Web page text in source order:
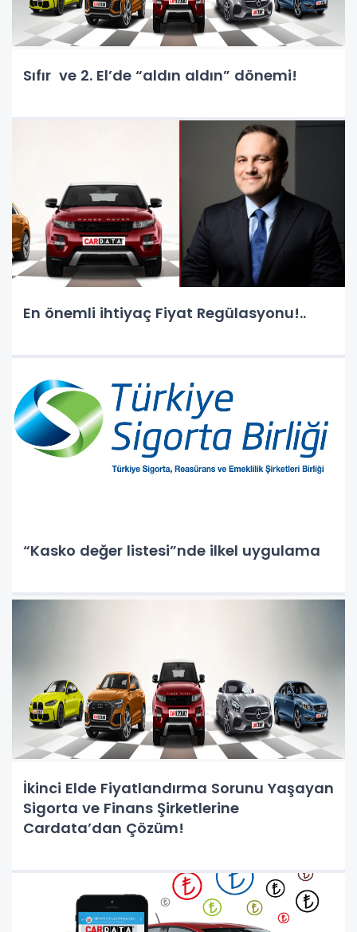
Sıfır ve 2. El’de “aldın aldın” dönemi!
En önemli ihtiyaç Fiyat Regülasyonu!..
“Kasko değer listesi”nde ilkel uygulama
İkinci Elde Fiyatlandırma Sorunu Yaşayan
Sigorta ve Finans Şirketlerine
Cardata’dan Çözüm!